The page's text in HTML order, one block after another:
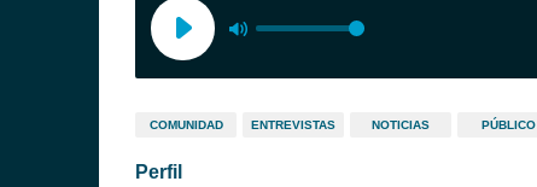
COMUNIDAD ENTREVISTAS NOTICIAS PÚBLICO
Perfil